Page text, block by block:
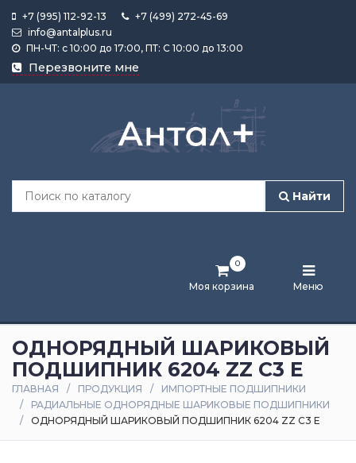
+7 (995) 112-92-13
+7 (499) 272-45-69
info@antalplus.ru
ПН-ЧТ: с 10:00 до 17:00, ПТ: С 10:00 до 13:00
Перезвоните мне
Найти
Моя корзина
0
Меню
Каталог
продукции
Лента
и
статьи
Оплата
доставка
ОДНОРЯДНЫЙ ШАРИКОВЫЙ
ПОДШИПНИК 6204 ZZ C3 E
ГЛАВНАЯ ПРОДУКЦИЯ
ИМПОРТНЫЕ ПОДШИПНИКИ
РАДИАЛЬНЫЕ ОДНОРЯДНЫЕ ШАРИКОВЫЕ ПОДШИПНИКИ
ОДНОРЯДНЫЙ ШАРИКОВЫЙ ПОДШИПНИК 6204 ZZ C3 E